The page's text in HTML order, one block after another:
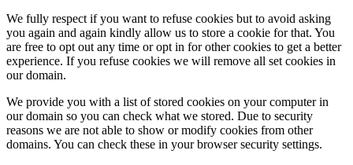
We fully respect if you want to refuse cookies but to avoid asking
you again and again kindly allow us to store a cookie for that. You
are free to opt out any time or opt in for other cookies to get a better
experience. If you refuse cookies we will remove all set cookies in
our domain.
We provide you with a list of stored cookies on your computer in
our domain so you can check what we stored. Due to security
reasons we are not able to show or modify cookies from other
domains. You can check these in your browser security settings.